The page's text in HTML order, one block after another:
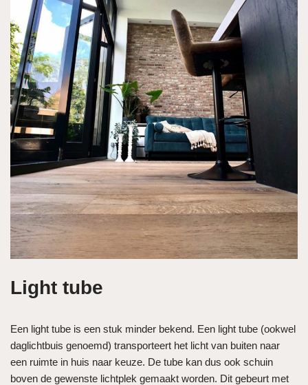
Light tube
Een light tube is een stuk minder bekend. Een light tube (ookwel
daglichtbuis genoemd) transporteert het licht van buiten naar
een ruimte in huis naar keuze. De tube kan dus ook schuin
boven de gewenste lichtplek gemaakt worden. Dit gebeurt met